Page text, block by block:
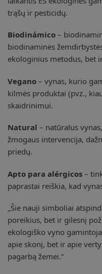
trąšų ir pesticidų.
Biodinámico –
biodinaminės
ekologinius metodus, bet
Vegano – vynas, kurio
kilmės produktai (pvz.,
skaidrinimui.
Natural – natūralus
žmogaus intervencija,
priedų.
Apto para alérgicos –
paprastai reiškia, kad
„Šie nauji simboliai
poreikius, bet ir gilesnį
ekologiško vyno gamintoja
apie skonį, bet ir apie
pagarbą žemei.”